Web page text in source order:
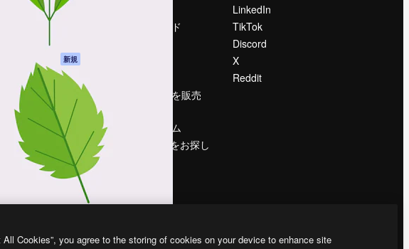
利用規約
オリジナル
新規
クッキーポリシー
トラストセンター
アフィリエイト
法人向け
検索トレンド
コンテンツを販売
プレスルーム
magnific.aiをお探し
LinkedIn
TikTok
Discord
X
Reddit
All Cookies”, you agree to the storing of cookies on your device to enhance site